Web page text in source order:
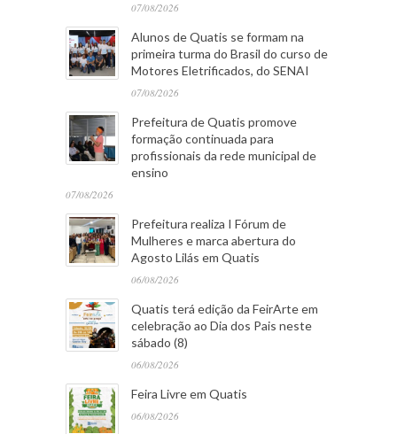
07/08/2026
Alunos de Quatis se formam na
primeira turma do Brasil do curso de
Motores Eletrificados, do SENAI
07/08/2026
Prefeitura de Quatis promove
formação continuada para
profissionais da rede municipal de
ensino
07/08/2026
Prefeitura realiza I Fórum de
Mulheres e marca abertura do
Agosto Lilás em Quatis
06/08/2026
Quatis terá edição da FeirArte em
celebração ao Dia dos Pais neste
sábado (8)
06/08/2026
Feira Livre em Quatis
06/08/2026